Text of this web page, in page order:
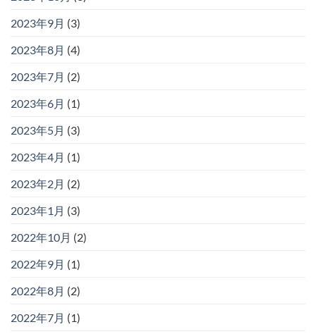
2023年9月 (3)
2023年8月 (4)
2023年7月 (2)
2023年6月 (1)
2023年5月 (3)
2023年4月 (1)
2023年2月 (2)
2023年1月 (3)
2022年10月 (2)
2022年9月 (1)
2022年8月 (2)
2022年7月 (1)